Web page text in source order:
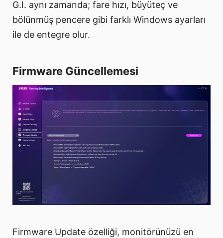
G.I. aynı zamanda; fare hızı, büyüteç ve
bölünmüş pencere gibi farklı Windows ayarları
ile de entegre olur.
Firmware Güncellemesi
Firmware Update özelliği, monitörünüzü en